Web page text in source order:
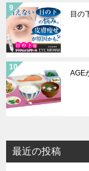
目の
AGE
最近の投稿